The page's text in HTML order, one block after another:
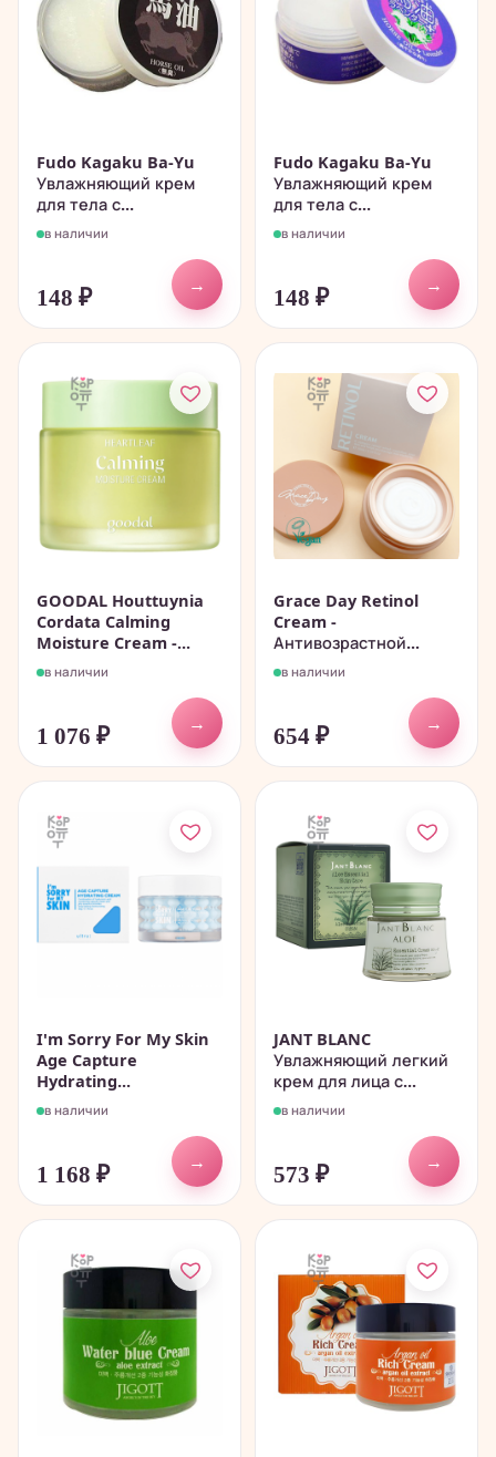
Fudo Kagaku Ba-Yu
Увлажняющий крем
для тела с...
в наличии
148 ₽
→
Fudo Kagaku Ba-Yu
Увлажняющий крем
для тела с...
в наличии
148 ₽
→
GOODAL Houttuynia
Cordata Calming
Moisture Cream -...
в наличии
1 076 ₽
→
Grace Day Retinol
Cream -
Антивозрастной...
в наличии
654 ₽
→
I'm Sorry For My Skin
Age Capture
Hydrating...
в наличии
1 168 ₽
→
JANT BLANC
Увлажняющий легкий
крем для лица с...
в наличии
573 ₽
→